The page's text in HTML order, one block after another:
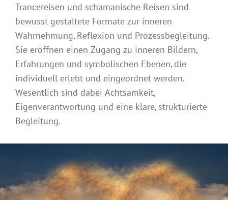
Trancereisen und schamanische Reisen sind
bewusst gestaltete Formate zur inneren
Wahrnehmung, Reflexion und Prozessbegleitung.
Sie eröffnen einen Zugang zu inneren Bildern,
Erfahrungen und symbolischen Ebenen, die
individuell erlebt und eingeordnet werden.
Wesentlich sind dabei Achtsamkeit,
Eigenverantwortung und eine klare, strukturierte
Begleitung.